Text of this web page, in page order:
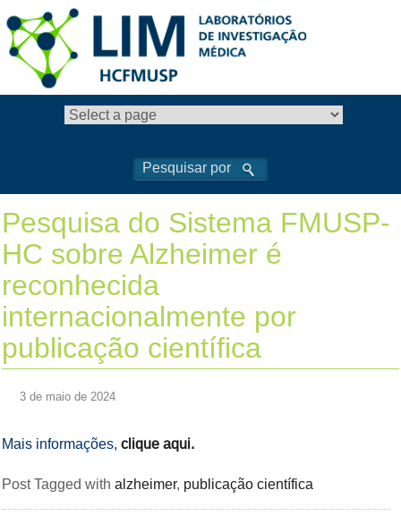
Pesquisa do Sistema FMUSP-
HC sobre Alzheimer é
reconhecida
internacionalmente por
publicação científica
3 de maio de 2024
Mais informações,clique aqui.
Post Tagged withalzheimer, publicação científica